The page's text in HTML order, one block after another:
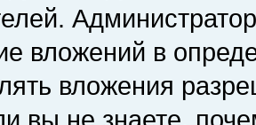
вложений в
вложения